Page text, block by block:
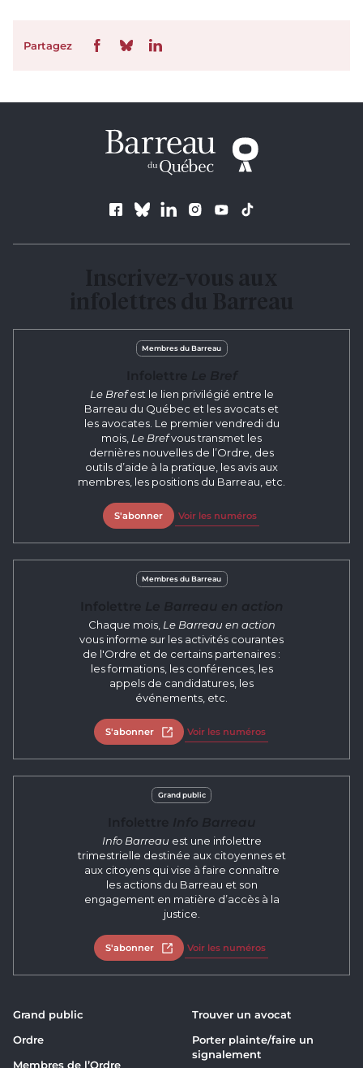
Partagez
Suivez le Barreau
Membres du Barreau
Le Brefest le lien privilégié entre le
Barreau du Québec et les avocats et
les avocates. Le premier vendredi du
mois, Le Brefvous transmet les
dernières nouvelles de l’Ordre, des
outils d’aide à la pratique, les avis aux
membres, les positions du Barreau, etc.
S'abonner Voir les numéros
Membres du Barreau
Chaque mois, Le Barreau en action
vous informe sur les activités courantes
de l'Ordre et de certains partenaires :
les formations, les conférences, les
appels de candidatures, les
événements, etc.
S'abonner Ouvrir dans un nouvel onglet
Voir les numéros
Grand public
Info Barreau est une infolettre
trimestrielle destinée aux citoyennes et
aux citoyens qui vise à faire connaître
les actions du Barreau et son
engagement en matière d’accès à la
justice.
S'abonner Ouvrir dans un nouvel onglet
Voir les numéros
Grand public
Ordre
Membres de l’Ordre
Trouver un avocat
Porter plainte/faire un
signalement